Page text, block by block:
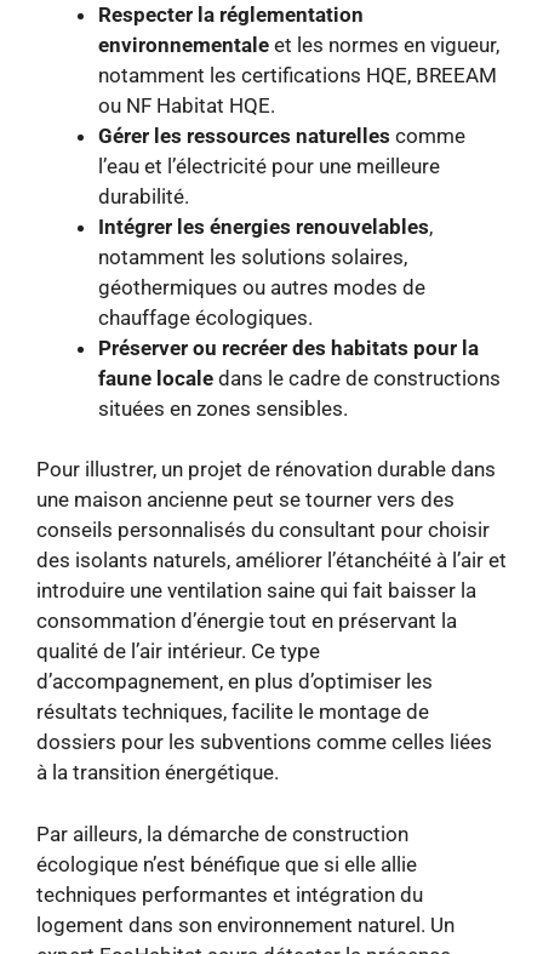
Respecter la réglementation
environnementale et les normes en vigueur,
notamment les certifications HQE, BREEAM
ou NF Habitat HQE.
Gérer les ressources naturelles comme
l’eau et l’électricité pour une meilleure
durabilité.
Intégrer les énergies renouvelables,
notamment les solutions solaires,
géothermiques ou autres modes de
chauffage écologiques.
Préserver ou recréer des habitats pour la
faune locale dans le cadre de constructions
situées en zones sensibles.
Pour illustrer, un projet de rénovation durable dans
une maison ancienne peut se tourner vers des
conseils personnalisés du consultant pour choisir
des isolants naturels, améliorer l’étanchéité à l’air et
introduire une ventilation saine qui fait baisser la
consommation d’énergie tout en préservant la
qualité de l’air intérieur. Ce type
d’accompagnement, en plus d’optimiser les
résultats techniques, facilite le montage de
dossiers pour les subventions comme celles liées
à la transition énergétique.
Par ailleurs, la démarche de construction
écologique n’est bénéfique que si elle allie
techniques performantes et intégration du
logement dans son environnement naturel. Un